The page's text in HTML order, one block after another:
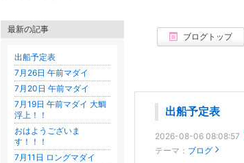
ブログトップ
出船予定表
2026-08-06 08:08:57
テーマ： ブログ
最新の記事
出船予定表
7月26日 午前マダイ
7月20日 午前マダイ
7月19日 午前マダイ 大鯛
浮上！！
おはようございま
す！！！
7月11日 ロングマダイ